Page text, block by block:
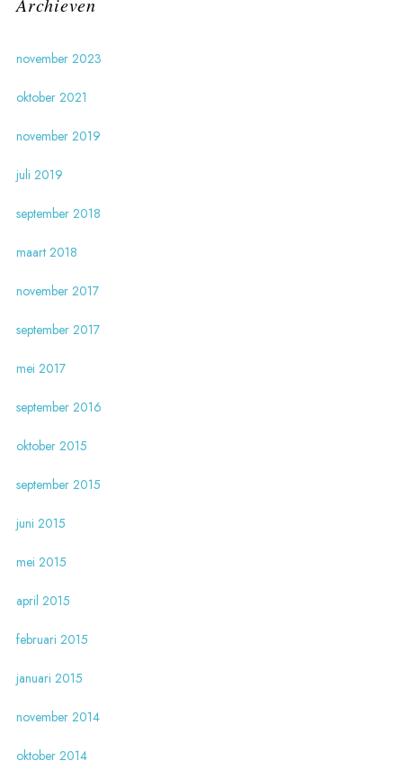
november 2023
oktober 2021
november 2019
juli 2019
september 2018
maart 2018
november 2017
september 2017
mei 2017
september 2016
oktober 2015
september 2015
juni 2015
mei 2015
april 2015
februari 2015
januari 2015
november 2014
oktober 2014